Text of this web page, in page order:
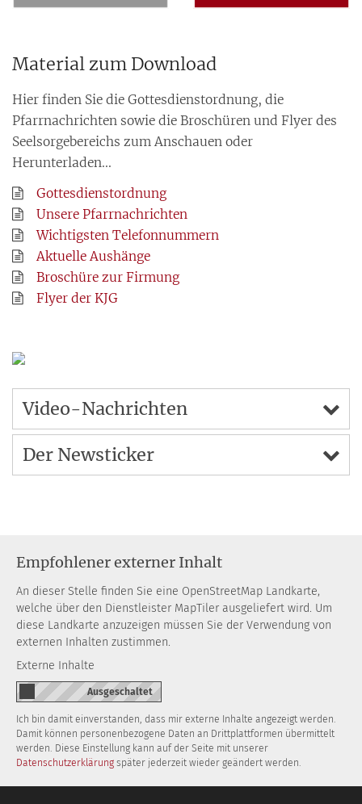
Material zum Download
Hier finden Sie die Gottesdienstordnung, die
Pfarrnachrichten sowie die Broschüren und Flyer des
Seelsorgebereichs zum Anschauen oder
Herunterladen...
Gottesdienstordnung
Unsere Pfarrnachrichten
Wichtigsten Telefonnummern
Aktuelle Aushänge
Broschüre zur Firmung
Flyer der KJG
Video-Nachrichten
Der Newsticker
Empfohlener externer Inhalt
An dieser Stelle finden Sie eine OpenStreetMap Landkarte,
welche über den Dienstleister MapTiler ausgeliefert wird. Um
diese Landkarte anzuzeigen müssen Sie der Verwendung von
externen Inhalten zustimmen.
Externe Inhalte
Ich bin damit einverstanden, dass mir externe Inhalte angezeigt werden.
Damit können personenbezogene Daten an Drittplattformen übermittelt
werden. Diese Einstellung kann auf der Seite mit unserer
Datenschutzerklärung später jederzeit wieder geändert werden.